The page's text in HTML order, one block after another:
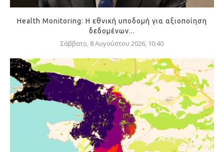
Health Monitoring: Η εθνική υποδομή για αξιοποίηση
δεδομένων...
Σάββατο, 8 Αυγούστου 2026, 10:40